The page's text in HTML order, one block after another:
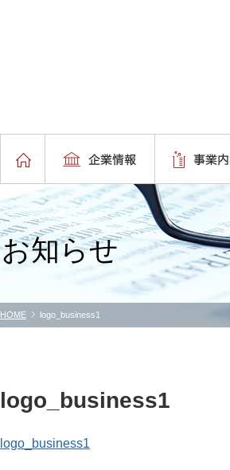
お知らせ
HOME logo_business1
logo_business1
logo_business1